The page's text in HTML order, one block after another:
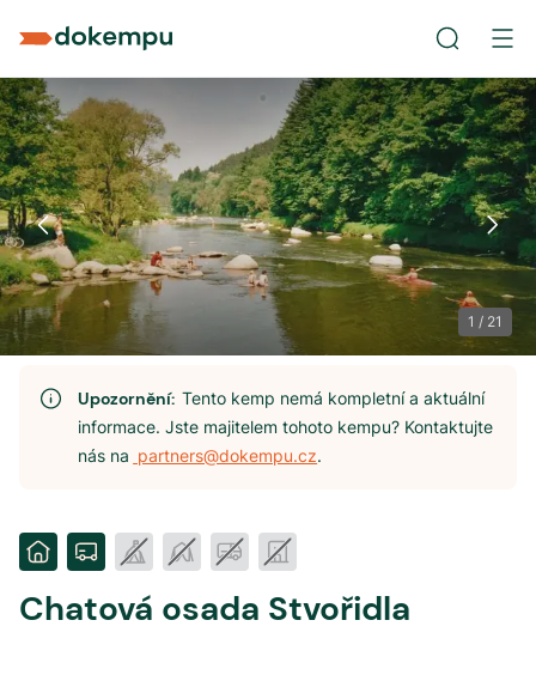
1 / 21
Upozornění:Tento kemp nemá kompletní a aktuální
informace. Jste majitelem tohoto kempu? Kontaktujte
nás na partners@dokempu.cz.
Chatová osada Stvořidla